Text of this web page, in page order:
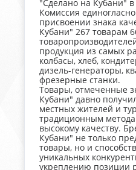
"Сделано на Кубани" в
Комиссия
присвоении знака
Кубани" 267 товарам
продукция из самых
колбасы, хлеб,
дизель-генераторы,
фрезерные станки.
Товары, отмеченные
Кубани" давно
местных жителей и
традиционным
высокому качеству.
Кубани" не только
товары, но и
уникальных
укреплению позиции